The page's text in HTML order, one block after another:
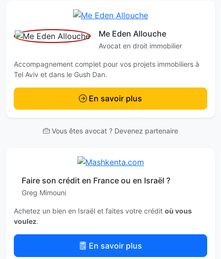
Me Eden Allouche
Avocat en droit immobilier
Accompagnement complet pour vos projets immobiliers à
Tel Aviv et dans le Gush Dan.
En savoir plus
Vous êtes avocat ? Devenez partenaire
Faire son crédit en France ou en Israël ?
Greg Mimouni
Achetez un bien en Israël et faites votre crédit où vous
voulez.
En savoir plus